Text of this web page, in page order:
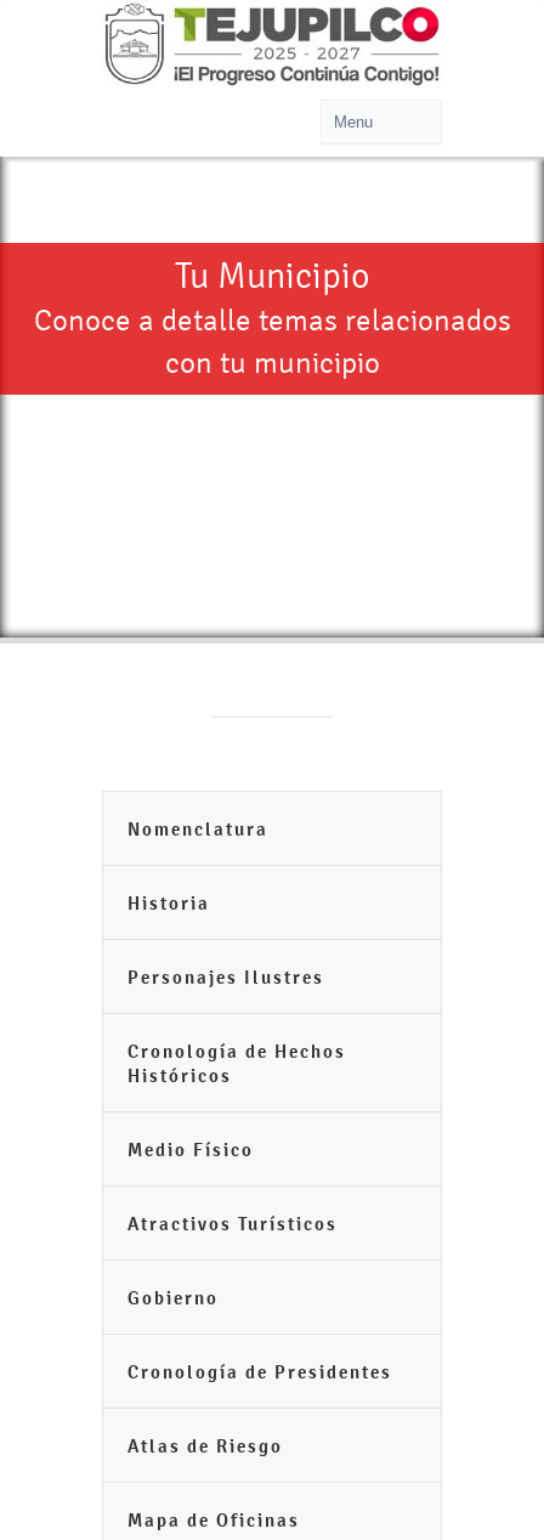
Tu Municipio
Conoce a detalle temas relacionados
con tu municipio
Nomenclatura
Historia
Personajes Ilustres
Cronología de Hechos
Históricos
Medio Físico
Atractivos Turísticos
Gobierno
Cronología de Presidentes
Atlas de Riesgo
Mapa de Oficinas